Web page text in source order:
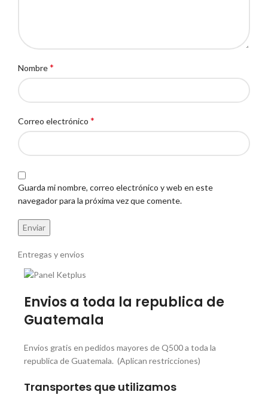
Nombre*
Correo electrónico *
Guarda mi nombre, correo electrónico y web en este
navegador para la próxima vez que comente.
Entregas y envios
Envios a toda la republica de
Guatemala
Envios gratis en pedidos mayores de Q500 a toda la
republica de Guatemala. (Aplican restricciones)
Transportes que utilizamos